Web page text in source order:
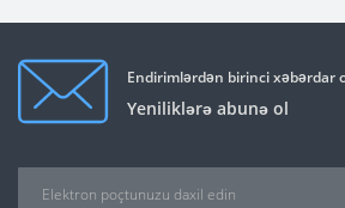
Endirimlərdən birinci xəbərdar
Yeniliklərə abunə ol